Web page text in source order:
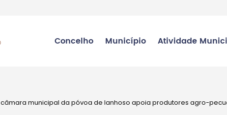
Concelho Município Atividade
câmara municipal da póvoa de lanhoso apoia produtores agro-